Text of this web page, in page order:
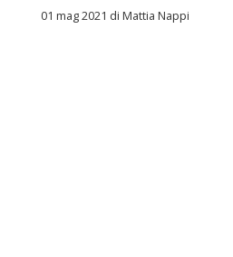
01 mag 2021 di Mattia Nappi